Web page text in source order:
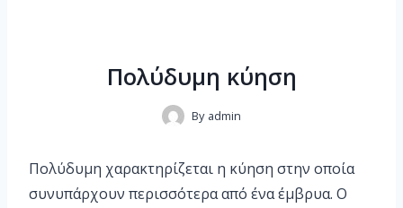
Πολύδυμη κύηση
By admin
Πολύδυμη χαρακτηρίζεται η κύηση στην οποία
συνυπάρχουν περισσότερα από ένα έμβρυα. Ο